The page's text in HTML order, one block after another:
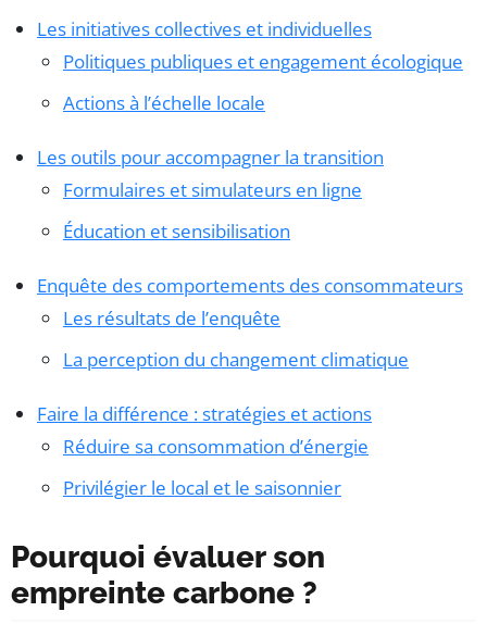
Les initiatives collectives et individuelles
Politiques publiques et engagement écologique
Actions à l’échelle locale
Les outils pour accompagner la transition
Formulaires et simulateurs en ligne
Éducation et sensibilisation
Enquête des comportements des consommateurs
Les résultats de l’enquête
La perception du changement climatique
Faire la différence : stratégies et actions
Réduire sa consommation d’énergie
Privilégier le local et le saisonnier
Pourquoi évaluer son
empreinte carbone ?